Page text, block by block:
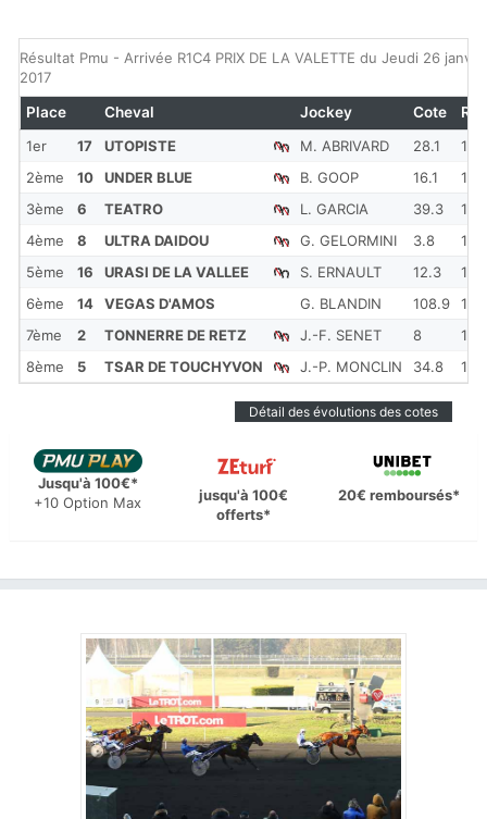
Résultat Pmu - Arrivée R1C4 PRIX DE LA VALETTE du Jeudi 26
2017
1er 17 UTOPISTE M. ABRIVARD 28.1
2ème
10 UNDER BLUE B. GOOP 16.1
3ème
6 TEATRO L. GARCIA 39.3
4ème
8 ULTRA DAIDOU G. GELORMINI 3.8
5ème
16 URASI DE LA VALLEE S. ERNAULT 12.3
6ème
14 VEGAS D'AMOS G. BLANDIN 108.9
7ème
2 TONNERRE DE RETZ J.-F. SENET 8
8ème
5 TSAR DE TOUCHYVON J.-P. MONCLIN 34.8
Place Cheval Jockey Cote
Détail des évolutions des cotes
Jusqu'à 100€*
+10 Option Max
jusqu'à 100€
offerts*
20€ remboursés*